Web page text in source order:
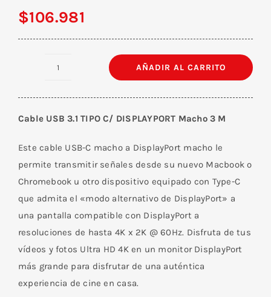
$106.981
TIPO
C/
DISPLAYPORT
Macho
3
M
cantidad
AÑADIR AL CARRITO
Cable USB 3.1 TIPO C/ DISPLAYPORT Macho 3 M
Este cable USB-C macho a DisplayPort macho le
permite transmitir señales desde su nuevo Macbook o
Chromebook u otro dispositivo equipado con Type-C
que admita el «modo alternativo de DisplayPort» a
una pantalla compatible con DisplayPort a
resoluciones de hasta 4K x 2K @ 60Hz. Disfruta de tus
vídeos y fotos Ultra HD 4K en un monitor DisplayPort
más grande para disfrutar de una auténtica
experiencia de cine en casa.